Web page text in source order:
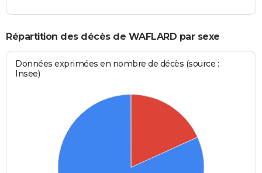
Répartition des décès de WAFLARD par sexe
Données exprimées en nombre de décès (source :
Insee)